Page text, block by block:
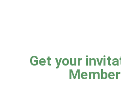
Get your